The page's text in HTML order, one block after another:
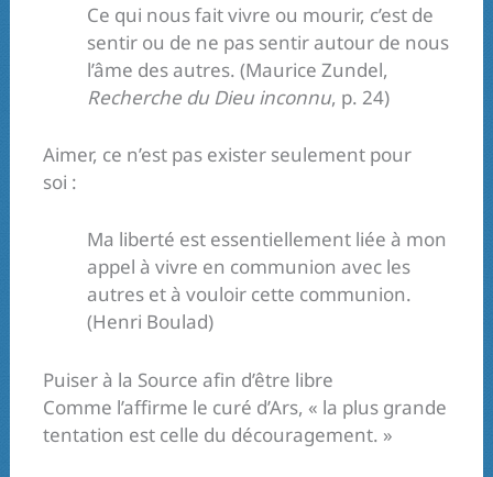
Ce qui nous fait vivre ou mourir, c’est de
sentir ou de ne pas sentir autour de nous
l’âme des autres. (Maurice Zundel,
Recherche du Dieu inconnu, p. 24)
Aimer, ce n’est pas exister seulement pour
soi :
Ma liberté est essentiellement liée à mon
appel à vivre en communion avec les
autres et à vouloir cette communion.
(Henri Boulad)
Puiser à la Source afin d’être libre
Comme l’affirme le curé d’Ars, « la plus grande
tentation est celle du découragement. »